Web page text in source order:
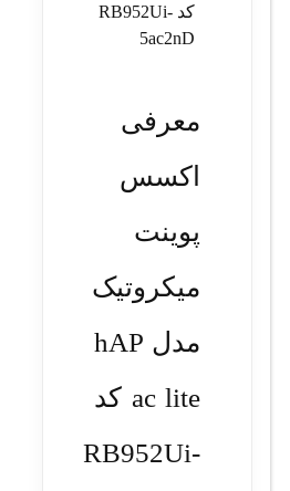
کد RB952Ui-
5ac2nD
معرفی
اکسس
پوینت
میکروتیک
مدل hAP
ac lite کد
RB952Ui-